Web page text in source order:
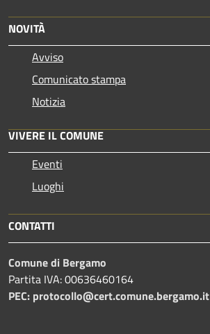
NOVITÀ
Avviso
Comunicato stampa
Notizia
VIVERE IL COMUNE
Eventi
Luoghi
CONTATTI
Comune di Bergamo
Partita IVA: 00636460164
PEC: protocollo@cert.comune.bergamo.it